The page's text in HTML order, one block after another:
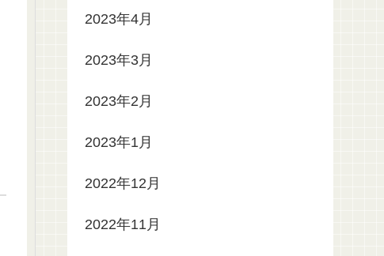
2023年4月
2023年3月
2023年2月
2023年1月
2022年12月
2022年11月